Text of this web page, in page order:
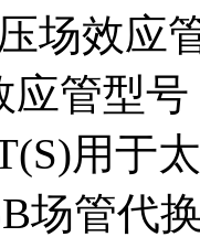
场效应
管型
用于
场管代